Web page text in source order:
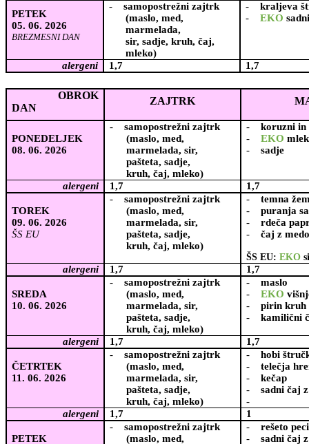
PETEK
05. 06. 2026
BREZMESNI DAN
-
samopostrežni zajtrk
(maslo, med,
marmelada,
sir, sadje, kruh, čaj,
mleko)
-
kraljeva
-
EKO
alergeni 1,7 1,7
OBROK
DAN
ZAJTRK
PONEDELJEK
08. 06. 2026
-
samopostrežni zajtrk
(maslo, med,
marmelada, sir,
pašteta, sadje,
kruh, čaj, mleko)
-
koruzni in
-
EKO
-
sadje
alergeni 1,7 1,7
TOREK
09. 06. 2026
ŠS EU
-
samopostrežni zajtrk
(maslo, med,
marmelada, sir,
pašteta, sadje,
kruh, čaj, mleko)
-
temna
-
puranja
-
rdeča
-
čaj z
ŠS EU:EKO
alergeni 1,7 1,7
SREDA
10. 06. 2026
-
samopostrežni zajtrk
(maslo, med,
marmelada, sir,
pašteta, sadje,
kruh, čaj, mleko)
-
maslo
-
EKO
-
pirin kruh
-
kamilični
alergeni 1,7 1,7
ČETRTEK
11. 06. 2026
-
samopostrežni zajtrk
(maslo, med,
marmelada, sir,
pašteta, sadje,
kruh, čaj, mleko)
-
hobi
-
telečja
-
kečap
-
sadni čaj
-
alergeni
1,7 1
PETEK
-
samopostrežni zajtrk
(maslo, med,
-
rešeto
-
sadni čaj